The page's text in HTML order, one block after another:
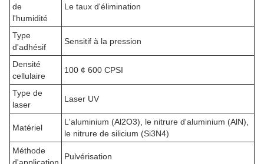
de
l'humidité
Le taux d'élimination
Type
d'adhésif
Sensitif à la pression
Densité
cellulaire
100 ¢ 600 CPSI
Type de
laser
Laser UV
Matériel
L'aluminium (Al2O3), le nitrure d'aluminium (AlN),
le nitrure de silicium (Si3N4)
Méthode
Pulvérisation